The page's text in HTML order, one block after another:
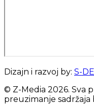
Dizajn i razvoj by: S-
© Z-Media 2026. Sva
preuzimanje sadržaja